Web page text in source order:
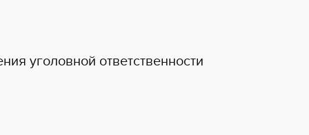
уголовной ответственности